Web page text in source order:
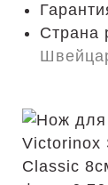
Страна